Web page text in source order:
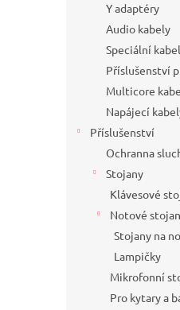
Y adaptéry
Audio kabely
Speciální
Příslušenství
Multicore
Napájecí
Příslušenství
Ochranna
Stojany
Klávesové
Notové
Stojany na
Lampičky
Mikrofonní
Pro kytary a